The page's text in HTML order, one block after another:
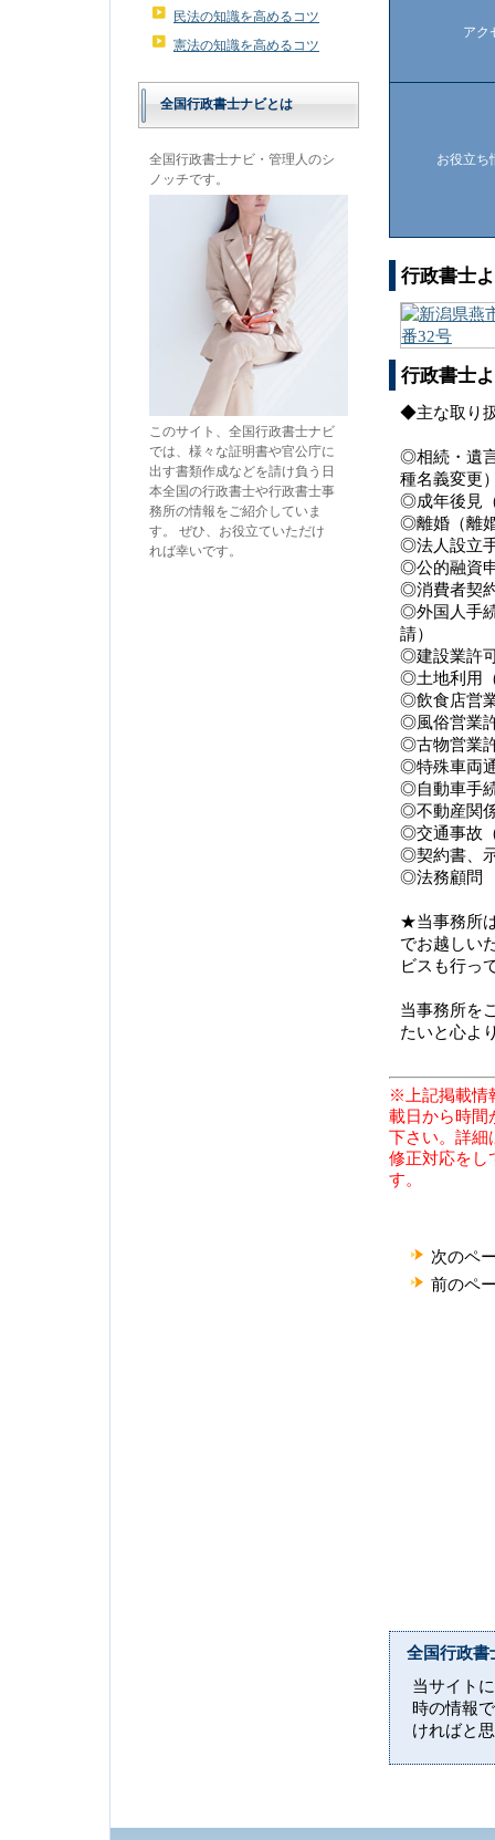
アク
お役立ち
行政書士
行政書士
◆主な取り
◎相続・遺
種名義変
◎成年後見
◎離婚（離
◎法人設立
◎公的融資
◎消費者契
◎外国人手
請）
◎建設業許
◎土地利用
◎飲食店営
◎風俗営業
◎古物営業
◎特殊車両
◎自動車手
◎不動産関
◎交通事故
◎契約書、
◎法務顧問
★当事務所
でお越しい
ビスも行っ
当事務所を
たいと心よ
※上記掲載情
載日から時間
下さい。詳細
修正対応をし
す。
次のペ
前のペ
全国行政書
当サイト
時の情報
ければと
民法の知識を高めるコツ
憲法の知識を高めるコツ
全国行政書士ナビとは
全国行政書士ナビ・管理人のシ
ノッチです。
このサイト、全国行政書士ナビ
では、様々な証明書や官公庁に
出す書類作成などを請け負う日
本全国の行政書士や行政書士事
務所の情報をご紹介していま
す。 ぜひ、お役立ていただけ
れば幸いです。